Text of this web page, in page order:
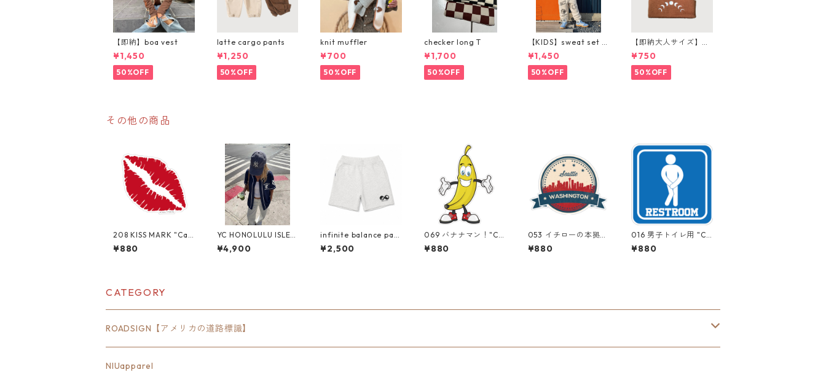
【即納】boa vest
¥1,450
50%OFF
latte cargo pants
¥1,250
50%OFF
knit muffler
¥700
50%OFF
checker long T
¥1,700
50%OFF
【KIDS】sweat set u
p パンツ購入ページ
¥1,450
50%OFF
【即納大人サイズ】m
oon beanie
¥750
50%OFF
その他の商品
208 KISS MARK "Cali
fornia Market Cente
r" アメリカンステッ
¥880
YC HONOLULU ISLES
シャツ
¥4,900
infinite balance pan
ts
¥2,500
069 バナナマン！"Cal
ifornia Market Cent
er" アメリカンステ
¥880
053 イチローの本拠地
"California Market C
enter" アメリカンス
¥880
016 男子トイレ用 "Ca
lifornia Market Cent
er" アメリカンステ
¥880
CATEGORY
ROADSIGN【アメリカの道路標識】
18inch×6inch
NIUapparel